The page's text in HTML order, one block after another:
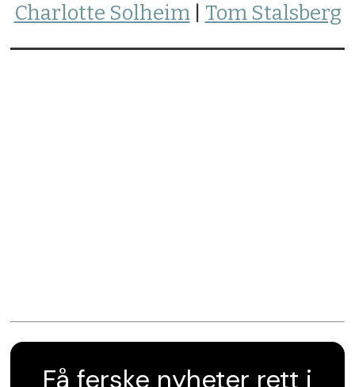
Charlotte Solheim| Tom Stalsberg
Få ferske nyheter rett i